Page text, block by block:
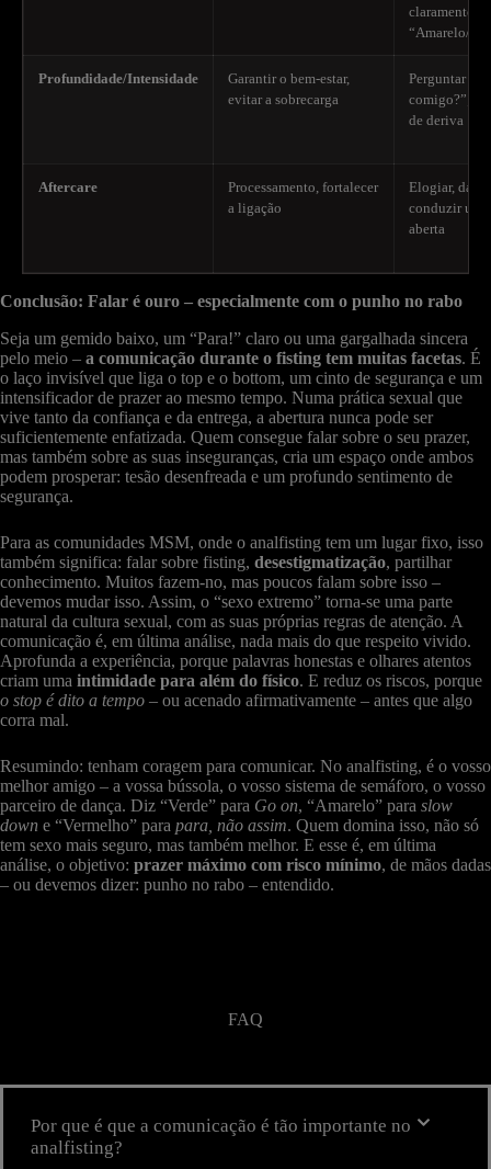
claramente
“Amarelo/
Profundidade/Intensidade
Garantir o bem-estar,
evitar a sobrecarga
Perguntar
comigo?”;
de deriva
Aftercare
Processamento, fortalecer
a ligação
Elogiar, dar
conduzir
aberta
Conclusão: Falar é ouro – especialmente com o punho no rabo
Seja um gemido baixo, um “Para!” claro ou uma gargalhada sincera
pelo meio – a comunicação durante o fisting tem muitas facetas. É
o laço invisível que liga o top e o bottom, um cinto de segurança e um
intensificador de prazer ao mesmo tempo. Numa prática sexual que
vive tanto da confiança e da entrega, a abertura nunca pode ser
suficientemente enfatizada. Quem consegue falar sobre o seu prazer,
mas também sobre as suas inseguranças, cria um espaço onde ambos
podem prosperar: tesão desenfreada e um profundo sentimento de
segurança.
Para as comunidades MSM, onde o analfisting tem um lugar fixo, isso
também significa: falar sobre fisting, desestigmatização, partilhar
conhecimento. Muitos fazem-no, mas poucos falam sobre isso –
devemos mudar isso. Assim, o “sexo extremo” torna-se uma parte
natural da cultura sexual, com as suas próprias regras de atenção. A
comunicação é, em última análise, nada mais do que respeito vivido.
Aprofunda a experiência, porque palavras honestas e olhares atentos
criam uma intimidade para além do físico. E reduz os riscos, porque
o stop é dito a tempo – ou acenado afirmativamente – antes que algo
corra mal.
Resumindo: tenham coragem para comunicar. No analfisting, é o vosso
melhor amigo – a vossa bússola, o vosso sistema de semáforo, o vosso
parceiro de dança. Diz “Verde” para Go on, “Amarelo” para slow
down e “Vermelho” para para, não assim. Quem domina isso, não só
tem sexo mais seguro, mas também melhor. E esse é, em última
análise, o objetivo: prazer máximo com risco mínimo, de mãos dadas
– ou devemos dizer: punho no rabo – entendido.
FAQ
Por que é que a comunicação é tão importante no
analfisting?